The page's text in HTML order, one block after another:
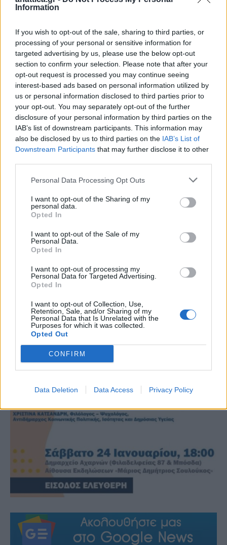
Information
If you wish to opt-out of the sale, sharing to third parties, or
processing of your personal or sensitive information for
targeted advertising by us, please use the below opt-out
section to confirm your selection. Please note that after your
opt-out request is processed you may continue seeing
interest-based ads based on personal information utilized by
us or personal information disclosed to third parties prior to
your opt-out. You may separately opt-out of the further
disclosure of your personal information by third parties on the
IAB’s list of downstream participants. This information may
also be disclosed by us to third parties on the IAB’s List of
Downstream Participants that may further disclose it to other
Personal Data Processing Opt Outs
I want to opt-out of the Sharing of my
personal data.
Opted In
I want to opt-out of the Sale of my
Personal Data.
Opted In
I want to opt-out of processing my
Personal Data for Targeted Advertising.
Opted In
I want to opt-out of Collection, Use,
Retention, Sale, and/or Sharing of my
Personal Data that Is Unrelated with the
Purposes for which it was collected.
Opted Out
CONFIRM
Data Deletion Data Access Privacy Policy